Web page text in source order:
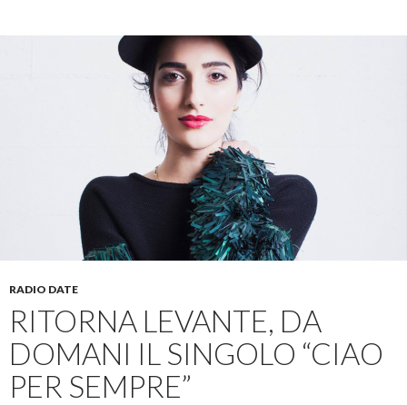
RADIO DATE
RITORNA LEVANTE, DA
DOMANI IL SINGOLO “CIAO
PER SEMPRE”